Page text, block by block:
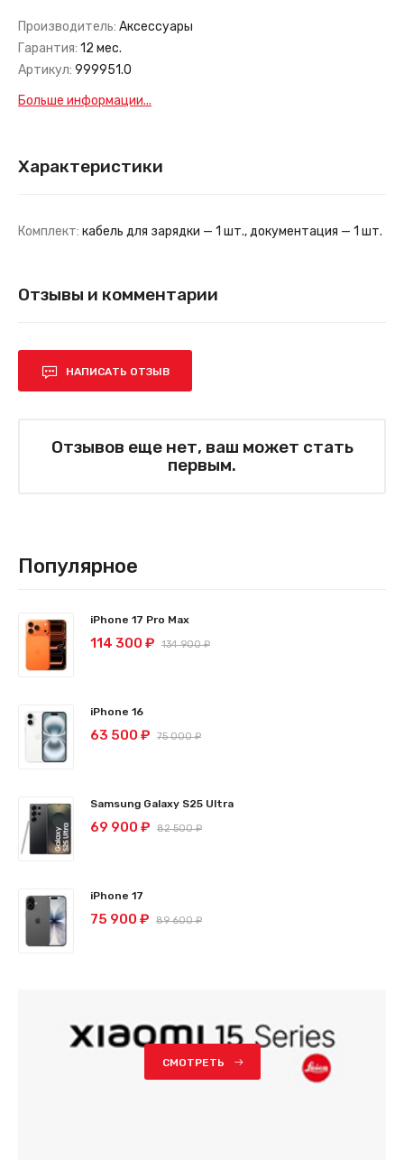
Производитель: Аксессуары
Гарантия: 12 мес.
Артикул: 999951.0
Больше информации...
Характеристики
Комплект: кабель для зарядки — 1 шт., документация — 1 шт.
Отзывы и комментарии
НАПИСАТЬ ОТЗЫВ
Отзывов еще нет, ваш может стать
первым.
Популярное
iPhone 17 Pro Max
114 300 ₽ 134 900 ₽
iPhone 16
63 500 ₽ 75 000 ₽
Samsung Galaxy S25 Ultra
69 900 ₽ 82 500 ₽
iPhone 17
75 900 ₽ 89 600 ₽
СМОТРЕТЬ